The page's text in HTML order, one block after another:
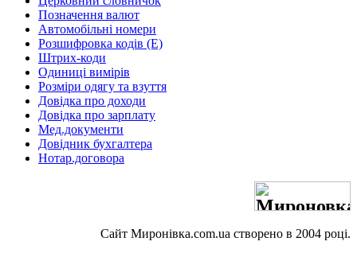
Позначення валют
Автомобільні номери
Розшифровка кодів (Е)
Штрих-коди
Одиниці вимірів
Розміри одягу та взуття
Довідка про доходи
Довідка про зарплату
Мед.документи
Довідник бухгалтера
Нотар.договора
Сайт Миронівка.com.ua створено в 2004 році.